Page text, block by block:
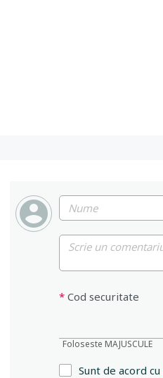
* Cod securitate
Foloseste MAJUSCULE
Sunt de acord cu